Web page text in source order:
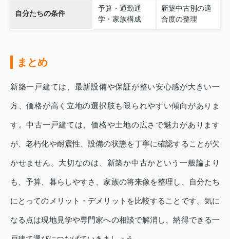
自分たちの条件
予算・通勤通
学・家族構成
新築中古別の適
合度の整理
まとめ
新築一戸建ては、最新設備や保証が整い安心感が大きい一
方、価格が高く立地の選択肢も限られやすい傾向がありま
す。中古一戸建ては、価格や土地の広さで魅力があります
が、老朽化や耐震性、設備の状態を丁寧に確認することが欠
かせません。大切なのは、新築か中古かという一般論より
も、予算、暮らしやすさ、家族の将来像を整理し、自分たち
にとってのメリット・デメリットを比較することです。気に
なる点は現地見学や専門家への相談で解消し、納得できる一